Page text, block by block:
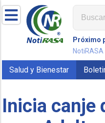
Próximo
Salud y Bienestar
Inicia canje